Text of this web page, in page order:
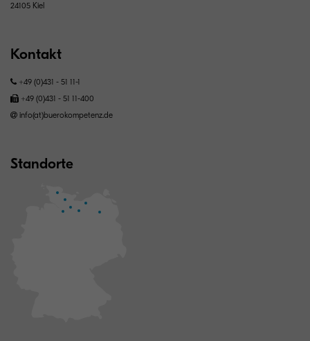
24105 Kiel
Kontakt
+49 (0)431 - 51 11-1
+49 (0)431 - 51 11-400
info(at)buerokompetenz.de
Standorte